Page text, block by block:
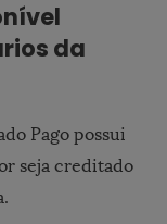
da
Pago possui
seja creditado